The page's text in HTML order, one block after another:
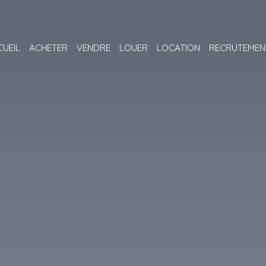
ACHETER VENDRE LOUER LOCATION